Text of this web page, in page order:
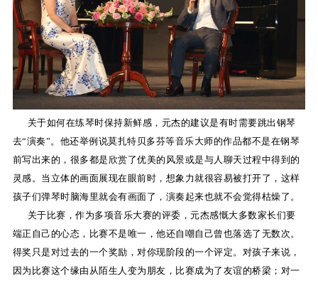
载
持
KAWAI
官方网
关于如何在练琴时保持新鲜感，元杰的建议是有时需要跳出钢琴
去“演奏”。他还举例说莫扎特贝多芬等音乐大师的作品都不是在钢琴
前写出来的，很多都是欣赏了优美的风景或是与人聊天过程中得到的
灵感。当立体的画面展现在眼前时，想象力就很容易被打开了，这样
孩子们弹琴时脑海里就会有画面了，演奏起来也就不会觉得枯燥了。
关于比赛，作为多项音乐大赛的评委，元杰感慨大多数家长们要
端正自己的心态，比赛不是唯一，他还自嘲自己曾也落选了无数次。
得奖只是对过去的一个奖励，对你现阶段的一个评定。对孩子来说，
因为比赛这个缘由从陌生人变为朋友，比赛成为了友谊的桥梁；对一